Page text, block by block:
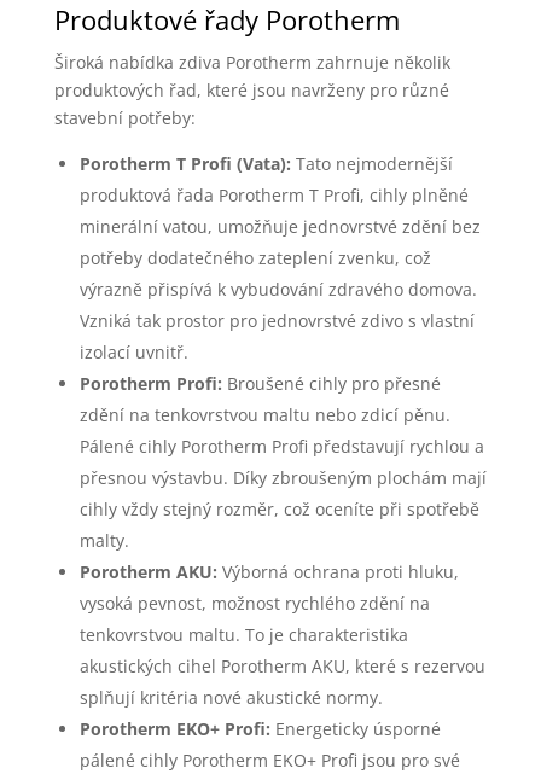
Produktové řady Porotherm
Široká nabídka zdiva Porotherm zahrnuje několik
produktových řad, které jsou navrženy pro různé
stavební potřeby:
Porotherm T Profi (Vata): Tato nejmodernější
produktová řada Porotherm T Profi, cihly plněné
minerální vatou, umožňuje jednovrstvé zdění bez
potřeby dodatečného zateplení zvenku, což
výrazně přispívá k vybudování zdravého domova.
Vzniká tak prostor pro jednovrstvé zdivo s vlastní
izolací uvnitř.
Porotherm Profi: Broušené cihly pro přesné
zdění na tenkovrstvou maltu nebo zdicí pěnu.
Pálené cihly Porotherm Profi představují rychlou a
přesnou výstavbu. Díky zbroušeným plochám mají
cihly vždy stejný rozměr, což oceníte při spotřebě
malty.
Porotherm AKU: Výborná ochrana proti hluku,
vysoká pevnost, možnost rychlého zdění na
tenkovrstvou maltu. To je charakteristika
akustických cihel Porotherm AKU, které s rezervou
splňují kritéria nové akustické normy.
Porotherm EKO+ Profi: Energeticky úsporné
pálené cihly Porotherm EKO+ Profi jsou pro své